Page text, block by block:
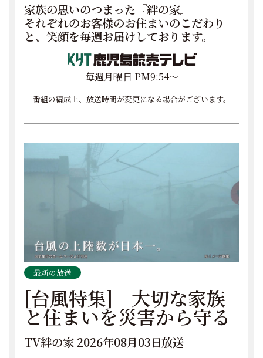
家族の思いのつまった『絆の家』
それぞれのお客様のお住まいのこだわり
と、笑顔を毎週お届けしております。
毎週月曜日 PM9:54～
番組の編成上、放送時間が変更になる場合がございます。
最新の放送
[台風特集] 大切な家族
と住まいを災害から守る
TV絆の家 2026年08月03日放送